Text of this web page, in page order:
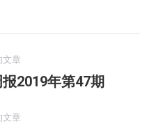
文章
2019年第47期
文章